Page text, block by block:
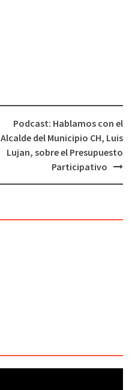
Podcast: Hablamos con el
Alcalde del Municipio CH, Luis
Lujan, sobre el Presupuesto
Participativo